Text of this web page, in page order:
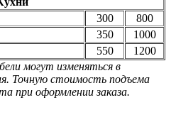
300
800
350
1000
550
1200
могут изменяться в
Точную стоимость подъема
при оформлении заказа.